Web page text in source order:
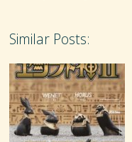
Similar Posts: